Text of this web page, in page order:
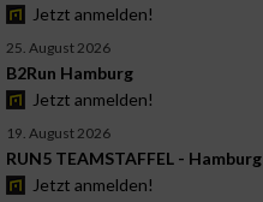
Jetzt anmelden!
25. August 2026
B2Run Hamburg
Jetzt anmelden!
19. August 2026
RUN5 TEAMSTAFFEL - Hamburg
Jetzt anmelden!